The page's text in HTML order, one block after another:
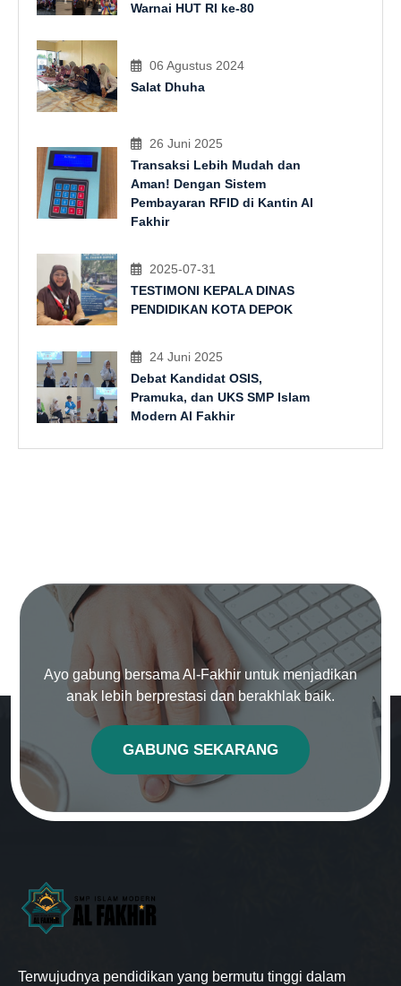
Warnai HUT RI ke-80
06 Agustus 2024
Salat Dhuha
26 Juni 2025
Transaksi Lebih Mudah dan
Aman! Dengan Sistem
Pembayaran RFID di Kantin Al
Fakhir
2025-07-31
TESTIMONI KEPALA DINAS
PENDIDIKAN KOTA DEPOK
24 Juni 2025
Debat Kandidat OSIS,
Pramuka, dan UKS SMP Islam
Modern Al Fakhir
Ayo gabung bersama Al-Fakhir untuk menjadikan
anak lebih berprestasi dan berakhlak baik.
GABUNG SEKARANG
Terwujudnya pendidikan yang bermutu tinggi dalam